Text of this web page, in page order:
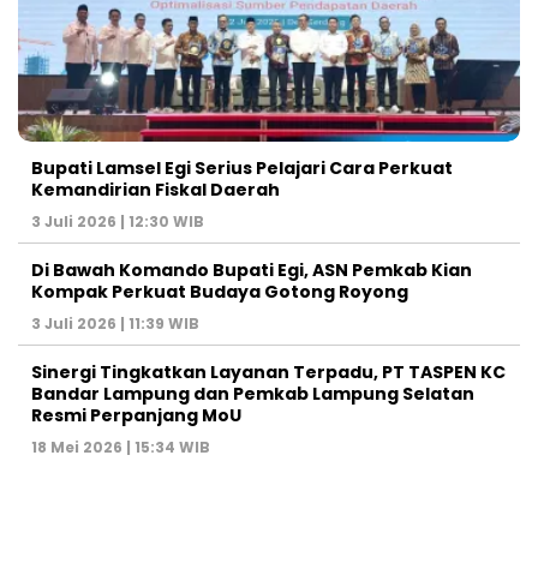
Bupati Lamsel Egi Serius Pelajari Cara Perkuat
Kemandirian Fiskal Daerah
3 Juli 2026 | 12:30 WIB
Di Bawah Komando Bupati Egi, ASN Pemkab Kian
Kompak Perkuat Budaya Gotong Royong
3 Juli 2026 | 11:39 WIB
Sinergi Tingkatkan Layanan Terpadu, PT TASPEN KC
Bandar Lampung dan Pemkab Lampung Selatan
Resmi Perpanjang MoU
18 Mei 2026 | 15:34 WIB